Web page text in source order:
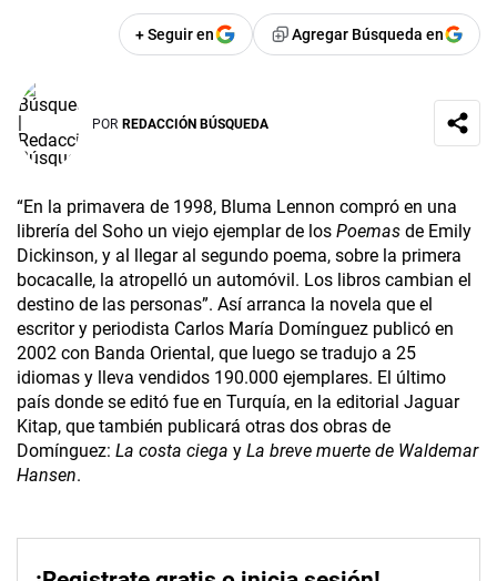
+ Seguir en Agregar Búsqueda en
POR REDACCIÓN BÚSQUEDA
“En la primavera de 1998, Bluma Le­nnon compró en una
librería del Soho un viejo ejemplar de los Poemas de Emily
Dickinson, y al llegar al segundo poema, sobre la primera
bocacalle, la atropelló un automóvil. Los libros cambian el
destino de las personas”. Así arranca la novela que el
escritor y periodista Carlos María Domínguez publicó en
2002 con Banda Oriental, que luego se tradujo a 25
idiomas y lleva vendidos 190.000 ejemplares. El último
país donde se editó fue en Turquía, en la editorial Jaguar
Kitap, que también publicará otras dos obras de
Domínguez: La costa ciega y La breve muerte de Waldemar
Hansen.